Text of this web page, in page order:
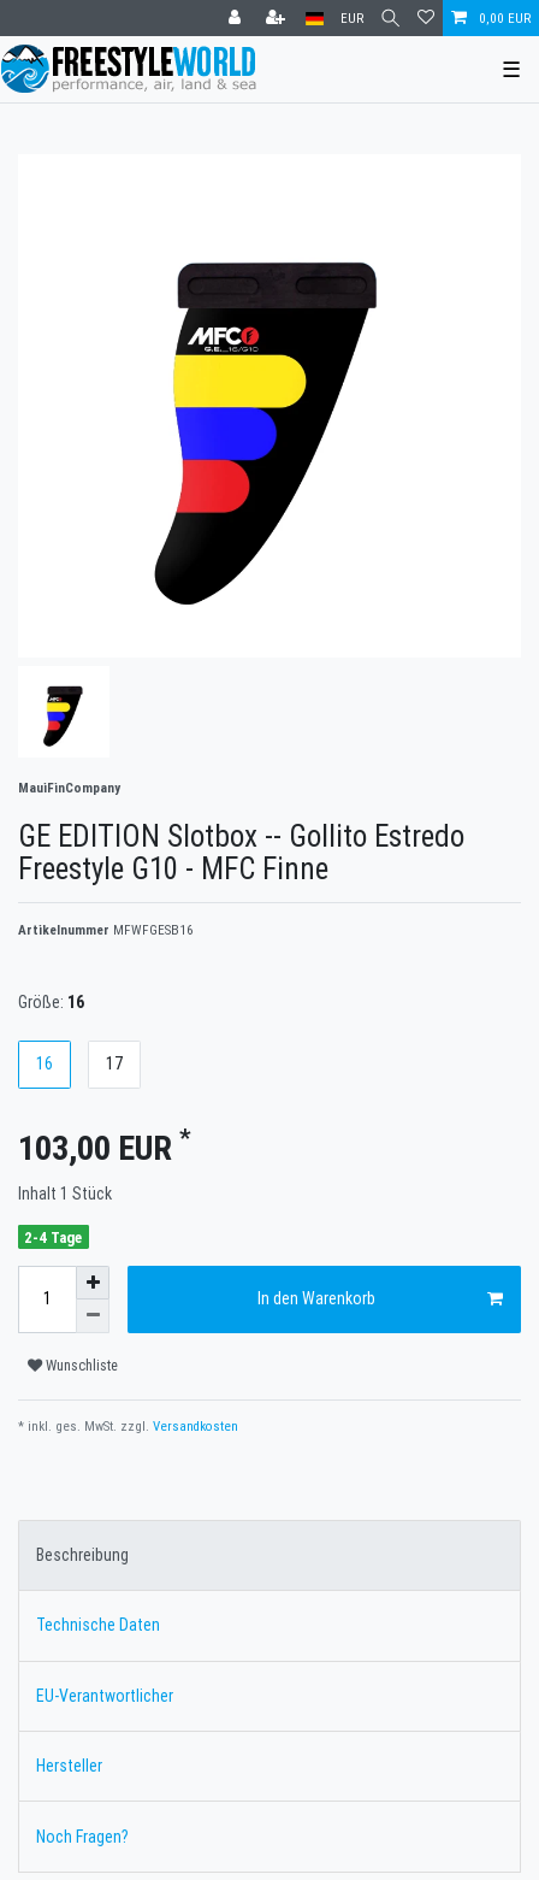
EUR 0,00 EUR
☰
MauiFinCompany
GE EDITION Slotbox -- Gollito Estredo
Freestyle G10 - MFC Finne
Artikelnummer MFWFGESB16
Größe: 16
16 17
103,00 EUR *
Inhalt 1 Stück
2-4 Tage
In den Warenkorb
Wunschliste
* inkl. ges. MwSt. zzgl. Versandkosten
Beschreibung
Technische Daten
EU-Verantwortlicher
Hersteller
Noch Fragen?